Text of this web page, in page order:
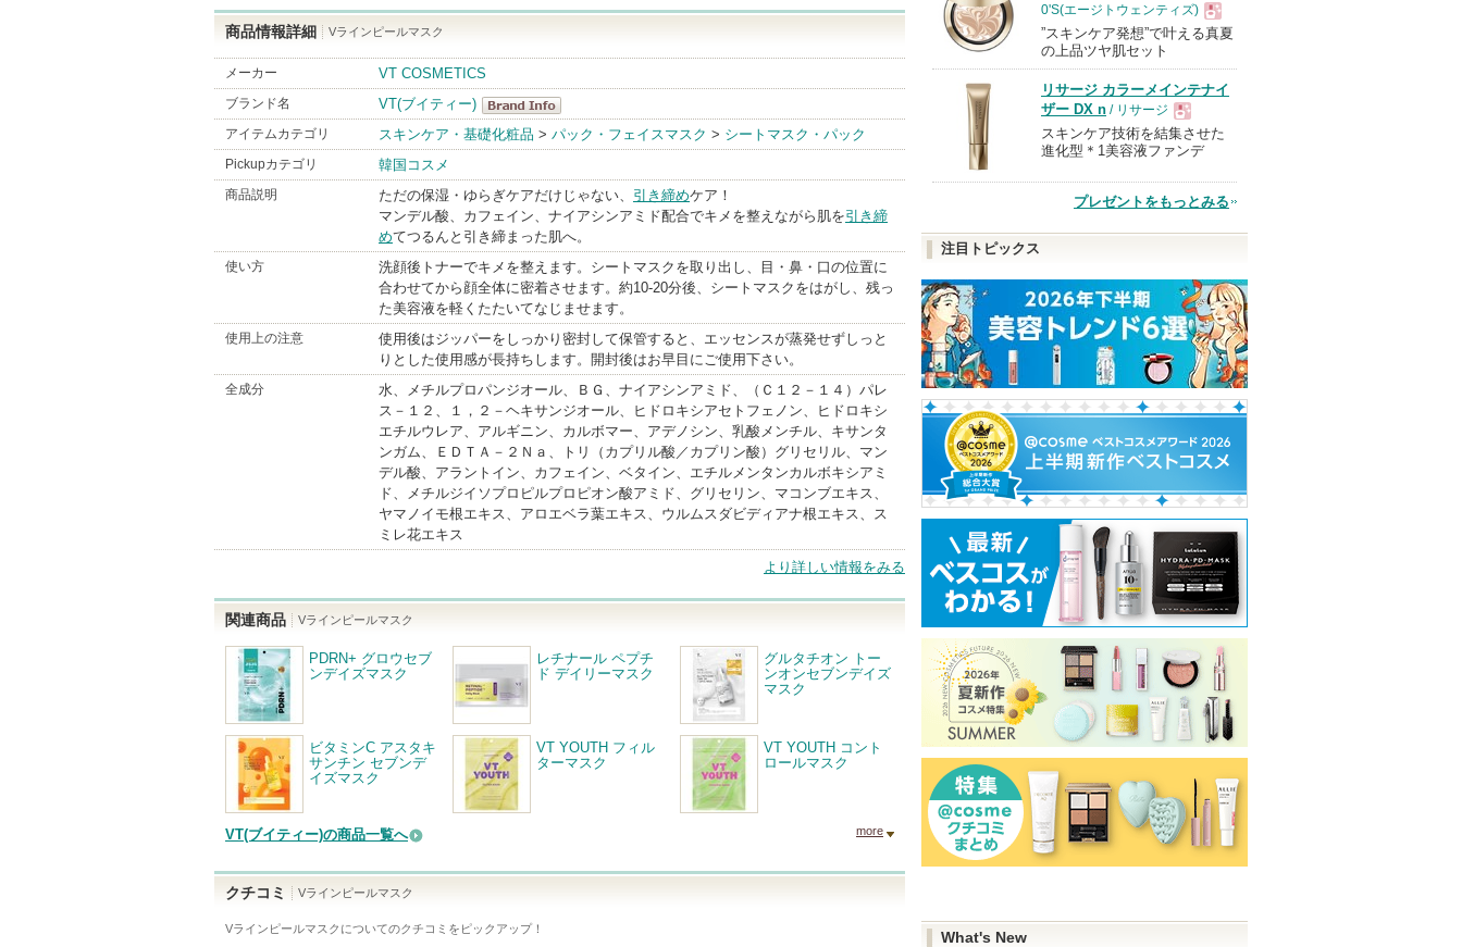
商品情報詳細 Vラインピールマスク
メーカー VT COSMETICS
ブランド名
VT(ブイティー)
VT(ブイティ
ー) BrandInfo
アイテムカテゴリ スキンケア・基礎化粧品 > パック・フェイスマスク > シートマスク・パック
Pickupカテゴリ 韓国コスメ
商品説明 ただの保湿・ゆらぎケアだけじゃない、 引き締めケア！
マンデル酸、カフェイン、ナイアシンアミド配合でキメを整えながら肌を引き締
めてつるんと引き締まった肌へ。
使い方
洗顔後トナーでキメを整えます。シートマスクを取り出し、目・鼻・口の位置に
合わせてから顔全体に密着させます。約10-20分後、シートマスクをはがし、残っ
た美容液を軽くたたいてなじませます。
使用上の注意
使用後はジッパーをしっかり密封して保管すると、エッセンスが蒸発せずしっと
りとした使用感が長持ちします。開封後はお早目にご使用下さい。
全成分
水、メチルプロパンジオール、ＢＧ、ナイアシンアミド、（Ｃ１２－１４）パレ
ス－１２、１，２－ヘキサンジオール、ヒドロキシアセトフェノン、ヒドロキシ
エチルウレア、アルギニン、カルボマー、アデノシン、乳酸メンチル、キサンタ
ンガム、ＥＤＴＡ－２Ｎａ、トリ（カプリル酸／カプリン酸）グリセリル、マン
デル酸、アラントイン、カフェイン、ベタイン、エチルメンタンカルボキシアミ
ド、メチルジイソプロピルプロピオン酸アミド、グリセリン、マコンブエキス、
ヤマノイモ根エキス、アロエベラ葉エキス、ウルムスダビディアナ根エキス、ス
ミレ花エキス
より詳しい情報をみる
関連商品 Vラインピールマスク
PDRN+ グロウセブ
ンデイズマスク
レチナール ペプチ
ド デイリーマスク
グルタチオン トー
ンオンセブンデイズ
マスク
ビタミンC アスタキ
サンチン セブンデ
イズマスク
VT YOUTH フィル
ターマスク
VT YOUTH コント
ロールマスク
VT(ブイティー)の商品一覧へ more
クチコミ Vラインピールマスク
Vラインピールマスク についてのクチコミをピックアップ！
0'S(エージトウェンティズ)
現
品
”スキンケア発想”で叶える真夏
の上品ツヤ肌セット
リサージ カラーメインテナイ
ザー DX n / リサージ
現
品
スキンケア技術を結集させた
進化型＊1美容液ファンデ
プレゼントをもっとみる
注目トピックス
What's New